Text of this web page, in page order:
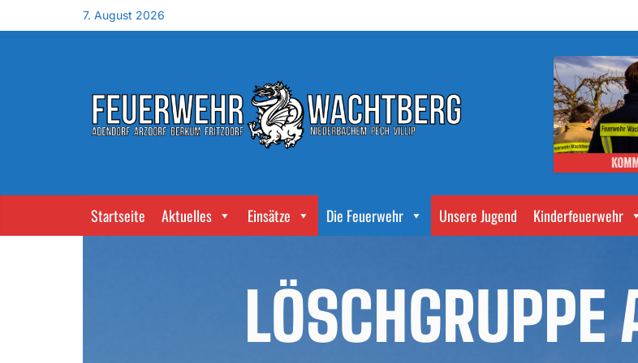
7. August 2026
Startseite Aktuelles Einsätze Die Feuerwehr Unsere Jugend Kinderfeuerwehr
LÖSCHGRUPPE